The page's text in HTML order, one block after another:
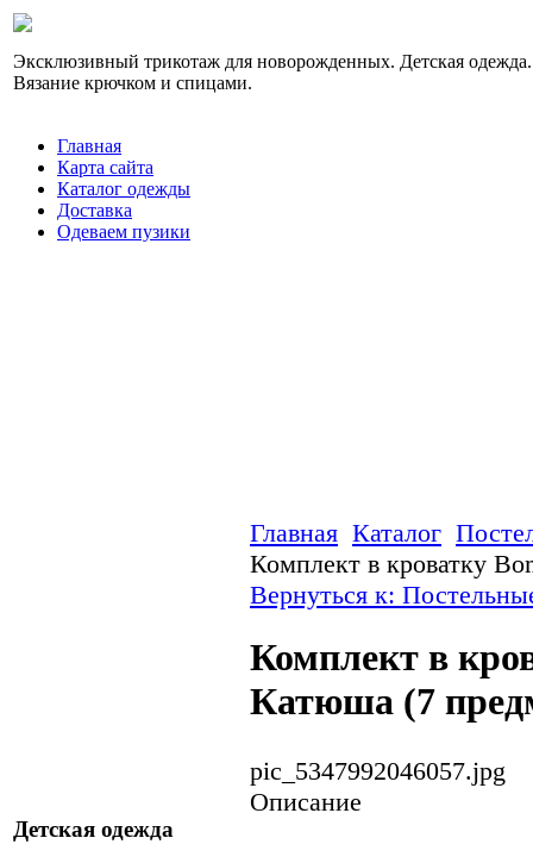
Эксклюзивный трикотаж для новорожденных. Детская одежда.
Вязание крючком и спицами.
Главная
Карта сайта
Каталог одежды
Доставка
Одеваем пузики
Детская одежда
Главная Каталог
Комплект в кроватку
Вернуться к:
Комплект в
Катюша (7
pic_5347992046057.jpg
Описание